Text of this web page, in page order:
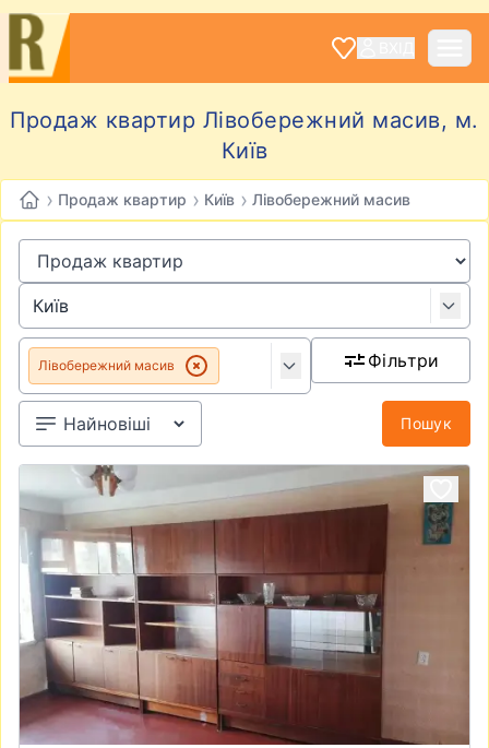
Продаж квартир Лівобережний масив, м.
Київ
› Продаж квартир › Київ › Лівобережний масив
Лівобережний масив Фільтри
Пошук